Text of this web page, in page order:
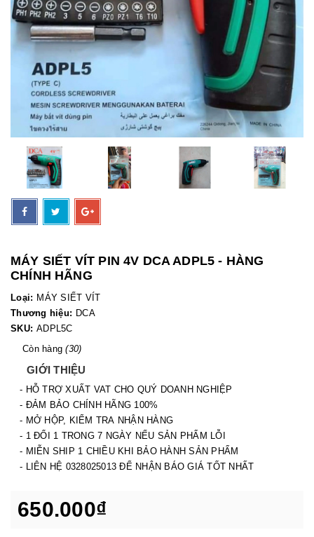
MÁY SIẾT VÍT PIN 4V DCA ADPL5 - HÀNG
CHÍNH HÃNG
Loại: MÁY SIẾT VÍT
Thương hiệu: DCA
SKU: ADPL5C
Còn hàng(30)
GIỚI THIỆU
- HỖ TRỢ XUẤT VAT CHO QUÝ DOANH NGHIỆP
- ĐẢM BẢO CHÍNH HÃNG 100%
- MỞ HỘP, KIỂM TRA NHẬN HÀNG
- 1 ĐỔI 1 TRONG 7 NGÀY NẾU SẢN PHẨM LỖI
- MIỄN SHIP 1 CHIỀU KHI BẢO HÀNH SẢN PHẨM
- LIÊN HỆ 0328025013 ĐỂ NHẬN BÁO GIÁ TỐT NHẤT
650.000₫